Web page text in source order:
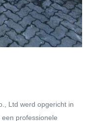
Ltd werd opgericht in
professionele